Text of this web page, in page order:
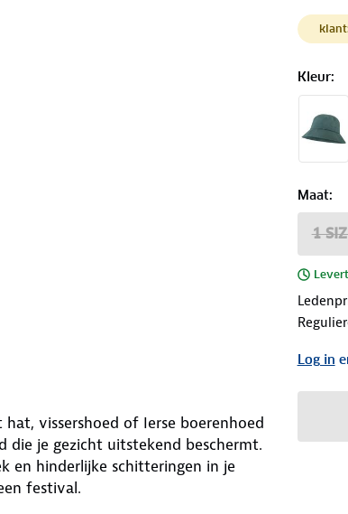
Kleur:
Maat:
1
Log in
vissershoed of Ierse boerenhoed
die je gezicht uitstekend beschermt.
en hinderlijke schitteringen in je
festival.